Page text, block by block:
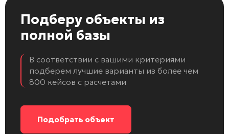
Подберу объекты из
полной базы
В соответствии с вашими критериями
подберем лучшие варианты из более чем
800 кейсов с расчетами
Подобрать объект